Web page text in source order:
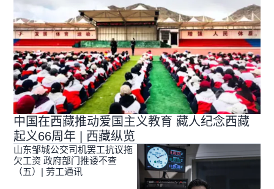
中国在西藏推动爱国主义教育 藏人纪念西藏
起义66周年 | 西藏纵览
山东邹城公交司机罢工抗议拖
欠工资 政府部门推诿不查
（五）| 劳工通讯